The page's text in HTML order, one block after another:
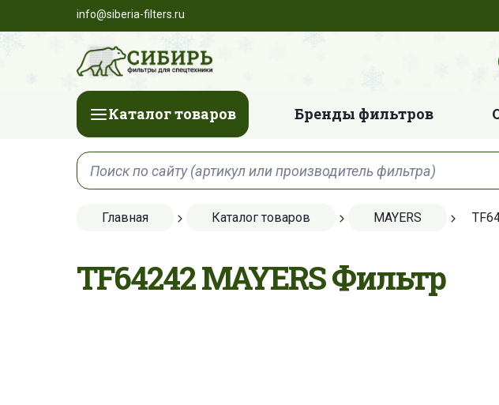
info@siberia-filters.ru
Каталог товаров Бренды фильтров
Главная Каталог товаров MAYERS
TF64242 MAYERS Фильтр